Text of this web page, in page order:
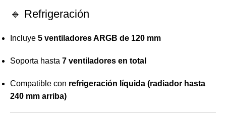
🔹 Refrigeración
Incluye 5 ventiladores ARGB de 120 mm
Soporta hasta 7 ventiladores en total
Compatible con refrigeración líquida (radiador hasta
240 mm arriba)